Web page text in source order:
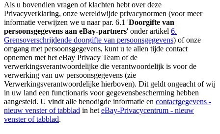
Als u bovendien vragen of klachten hebt over deze
Privacyverklaring, onze wereldwijde privacynormen (voor meer
informatie verwijzen we u naar par. 6.1 'Doorgifte van
persoonsgegevens aan eBay-partners' onder artikel 6.
Grensoverschrijdende doorgifte van persoonsgegevens) of onze
omgang met persoonsgegevens, kunt u te allen tijde contact
opnemen met het eBay Privacy Team of de
verwerkingsverantwoordelijke die verantwoordelijk is voor de
verwerking van uw persoonsgegevens (zie
Verwerkingsverantwoordelijke hierboven). Dit geldt ongeacht of wij
in uw land een functionaris voor gegevensbescherming hebben
aangesteld. U vindt alle benodigde informatie en contactgegevens -
nieuw venster of tabblad in het eBay-Privacycentrum - nieuw
venster of tabblad.